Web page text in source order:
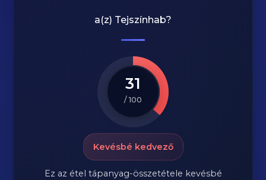
a(z) Tejszínhab?
31
/ 100
Kevésbé kedvező
Ez az étel tápanyag-összetétele kevésbé